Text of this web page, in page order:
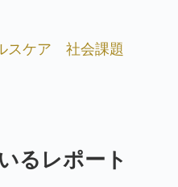
スケア 社会課題
るレポート